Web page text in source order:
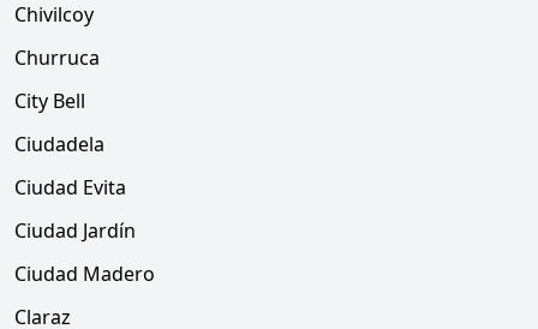
Chivilcoy
Churruca
City Bell
Ciudadela
Ciudad Evita
Ciudad Jardín
Ciudad Madero
Claraz